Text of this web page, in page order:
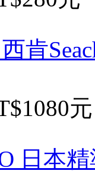
肯
元
日本